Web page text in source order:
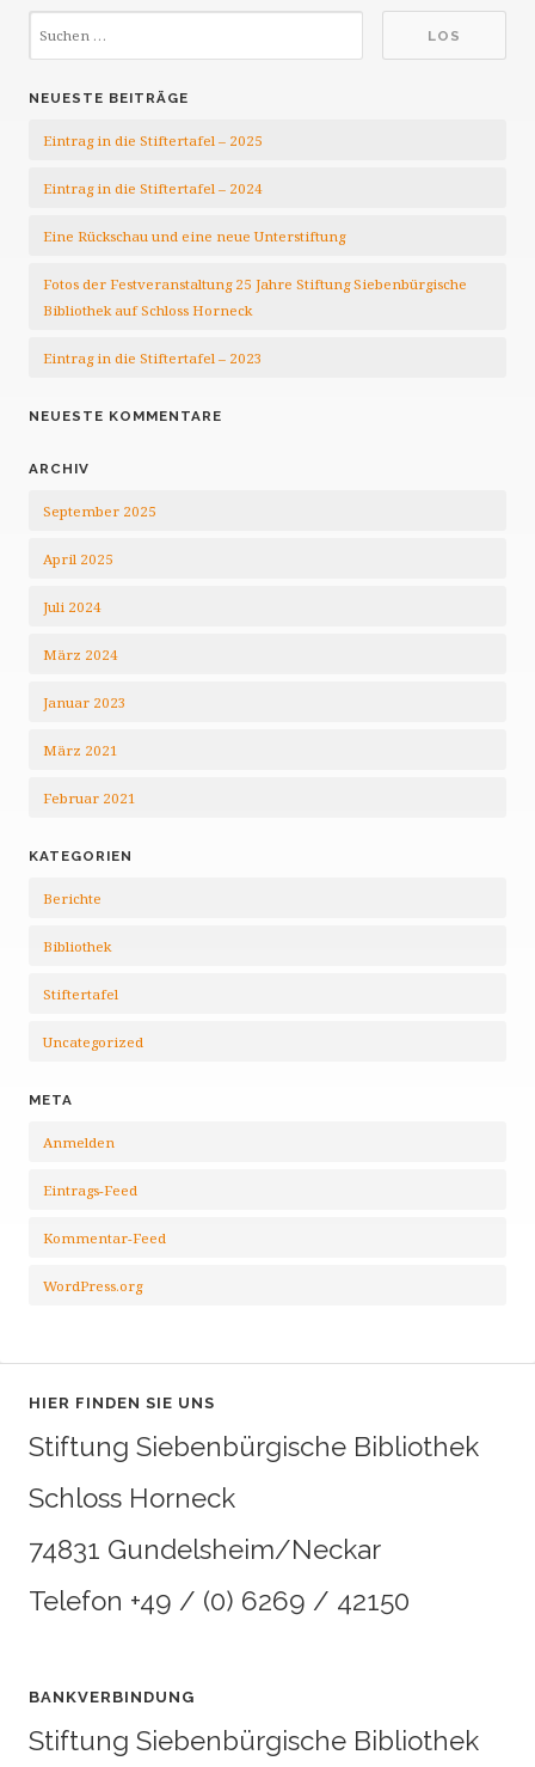
NEUESTE BEITRÄGE
Eintrag in die Stiftertafel – 2025
Eintrag in die Stiftertafel – 2024
Eine Rückschau und eine neue Unterstiftung
Fotos der Festveranstaltung 25 Jahre Stiftung Siebenbürgische
Bibliothek auf Schloss Horneck
Eintrag in die Stiftertafel – 2023
NEUESTE KOMMENTARE
ARCHIV
September 2025
April 2025
Juli 2024
März 2024
Januar 2023
März 2021
Februar 2021
KATEGORIEN
Berichte
Bibliothek
Stiftertafel
Uncategorized
META
Anmelden
Eintrags-Feed
Kommentar-Feed
WordPress.org
HIER FINDEN SIE UNS
Stiftung Siebenbürgische Bibliothek
Schloss Horneck
74831 Gundelsheim/Neckar
Telefon +49 / (0) 6269 / 42150
BANKVERBINDUNG
Stiftung Siebenbürgische Bibliothek